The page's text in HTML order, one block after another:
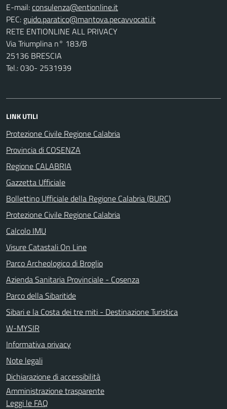
E-mail:
PEC:
RETE ENTIONLINE ALL PRIVACY
Via Triumplina n° 183/B
25136 BRESCIA
Tel.: 030- 2531939
LINK UTILI
Protezione Civile Regione Calabria
Provincia di COSENZA
Regione CALABRIA
Gazzetta Ufficiale
Bollettino Ufficiale della Regione Calabria (BURC)
Protezione Civile Regione Calabria
Calcolo IMU
Visure Catastali On Line
Parco Archeologico di Broglio
Azienda Sanitaria Provinciale - Cosenza
Parco della Sibaritide
Sibari e la Costa dei tre miti - Destinazione Turistica
W-MYSIR
Informativa privacy
Note legali
Dichiarazione di accessibilità
Amministrazione trasparente
Leggi le FAQ